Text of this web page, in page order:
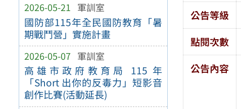
2026-05-21 軍訓室
國防部115年全民國防教育「暑
期戰鬥營」實施計畫
2026-05-07 軍訓室
高雄市政府教育局 115 年
「Short 出你的反毒力」短影音
創作比賽(活動延長)
公告等級
點閱次數
公告內容